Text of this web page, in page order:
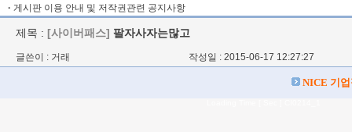
· 게시판 이용 안내 및 저작권관련 공지사항
제목 : [사이버패스] 팔자사자는많고
글쓴이 : 거래 작성일 : 2015-06-17 12:27:27
NICE 기